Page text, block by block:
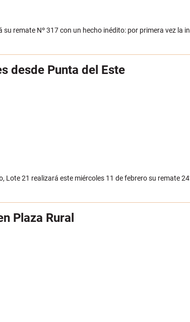
remate Nº 317 con un hecho inédito: por primera vez la
desde Punta del Este
21 realizará este miércoles 11 de febrero su remate
Plaza Rural